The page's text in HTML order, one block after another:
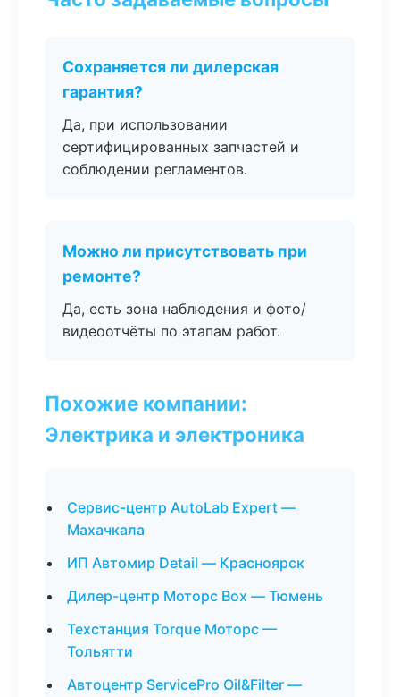
Сохраняется ли дилерская
гарантия?
Да, при использовании
сертифицированных запчастей и
соблюдении регламентов.
Можно ли присутствовать при
ремонте?
Да, есть зона наблюдения и фото/
видеоотчёты по этапам работ.
Похожие компании:
Электрика и электроника
Сервис-центр AutoLab Expert —
Махачкала
ИП Автомир Detail — Красноярск
Дилер-центр Моторс Box — Тюмень
Техстанция Torque Моторс —
Тольятти
Автоцентр ServicePro Oil&Filter —